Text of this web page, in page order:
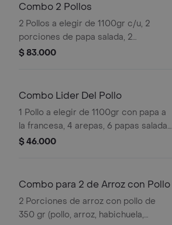
Combo 2 Pollos
2 Pollos a elegir de 1100gr c/u, 2
porciones de papa salada, 2
porciones de arepa, salsas del día, aji
$ 83.000
Combo Lider Del Pollo
1 Pollo a elegir de 1100gr con papa a
la francesa, 4 arepas, 6 papas saladas
y gaseosa 1 L a elegir.
$ 46.000
Combo para 2 de Arroz con Pollo
2 Porciones de arroz con pollo de
350 gr (pollo, arroz, habichuela,